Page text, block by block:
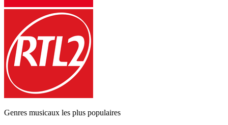
Genres musicaux les plus populaires